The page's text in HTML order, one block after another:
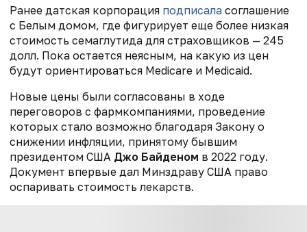
Ранее датская корпорация подписала соглашение
с Белым домом, где фигурирует еще более низкая
стоимость семаглутида для страховщиков — 245
долл. Пока остается неясным, на какую из цен
будут ориентироваться Medicare и Medicaid.
Новые цены были согласованы в ходе
переговоров с фармкомпаниями, проведение
которых стало возможно благодаря Закону о
снижении инфляции, принятому бывшим
президентом США Джо Байденом в 2022 году.
Документ впервые дал Минздраву США право
оспаривать стоимость лекарств.